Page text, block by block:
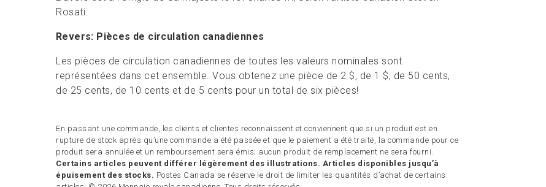
Rosati.
Revers: Pièces de circulation canadiennes
Les pièces de circulation canadiennes de toutes les valeurs nominales sont
représentées dans cet ensemble. Vous obtenez une pièce de 2 $, de 1 $, de 50 cents,
de 25 cents, de 10 cents et de 5 cents pour un total de six pièces!
En passant une commande, les clients et clientes reconnaissent et conviennent que si un produit est en
rupture de stock après qu’une commande a été passée et que le paiement a été traité, la commande pour ce
produit sera annulée et un remboursement sera émis; aucun produit de remplacement ne sera fourni.
Certains articles peuvent différer légèrement des illustrations. Articles disponibles jusqu’à
épuisement des stocks. Postes Canada se réserve le droit de limiter les quantités d’achat de certains